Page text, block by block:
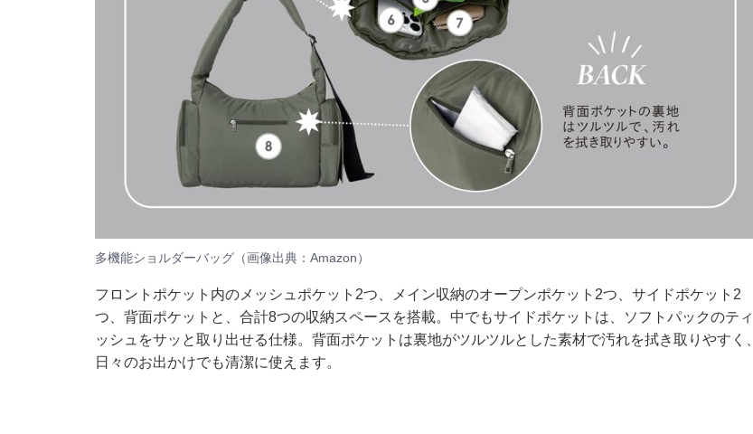
多機能ショルダーバッグ（画像出典：Amazon）
フロントポケット内のメッシュポケット2つ、メイン収納のオープンポケット2つ、サイドポケット2
つ、背面ポケットと、合計8つの収納スペースを搭載。中でもサイドポケットは、ソフトパックのティ
ッシュをサッと取り出せる仕様。背面ポケットは裏地がツルツルとした素材で汚れを拭き取りやすく、
日々のお出かけでも清潔に使えます。